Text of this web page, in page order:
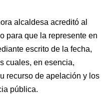
alcaldesa acreditó al
para que la represente en
escrito de la fecha,
cuales, en esencia,
recurso de apelación y los
pública.